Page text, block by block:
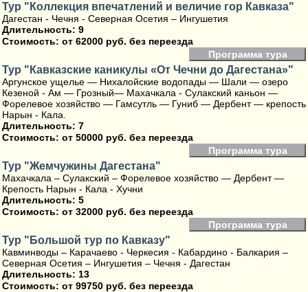
Тур "Коллекция впечатлений и величие гор Кавказа"
Дагестан - Чечня - Северная Осетия – Ингушетия
Длительность: 9
Стоимость: от 62000 руб. без переезда
Программа тура
Тур "Кавказские каникулы «От Чечни до Дагестана»"
Аргунское ущелье — Нихалойские водопады — Шали — озеро
Кезеной - Ам — Грозный— Махачкала - Сулакский каньон —
Форелевое хозяйство — Гамсутль — Гуниб — Дербент — крепость
Нарын - Кала.
Длительность: 7
Стоимость: от 50000 руб. без переезда
Программа тура
Тур "Жемчужины Дагестана"
Махачкала – Сулакский – Форелевое хозяйство — Дербент —
Крепость Нарын - Кала - Хучни
Длительность: 5
Стоимость: от 32000 руб. без переезда
Программа тура
Тур "Большой тур по Кавказу"
Кавминводы – Карачаево - Черкесия - Кабардино - Балкария –
Северная Осетия – Ингушетия – Чечня - Дагестан
Длительность: 13
Стоимость: от 99750 руб. без переезда